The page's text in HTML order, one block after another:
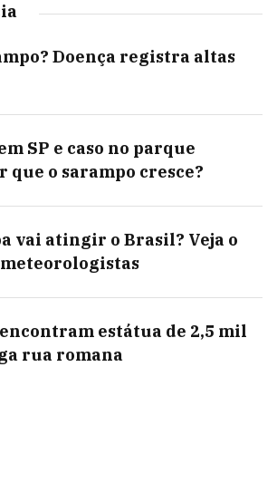
Doença registra altas
SP e caso no parque
que o sarampo cresce?
vai atingir o Brasil? Veja o
estátua de 2,5 mil
rua romana